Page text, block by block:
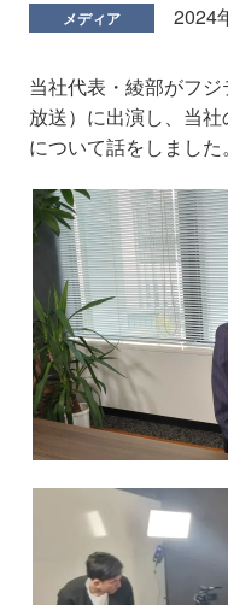
メディア 2024
当社代表・綾部がフ
放送）に出演し、当
について話をしました。